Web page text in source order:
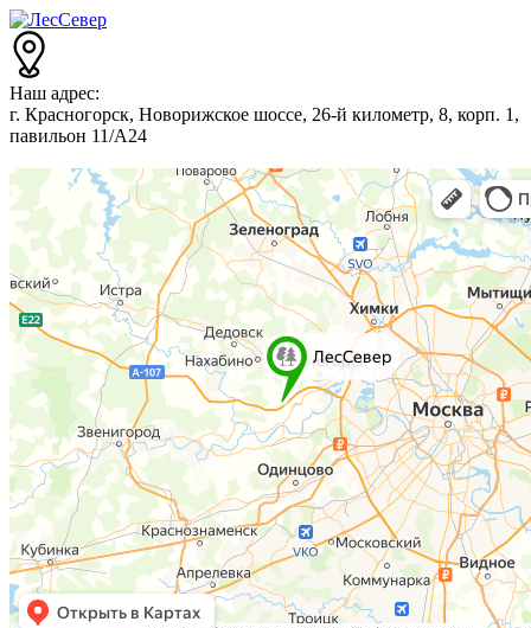
Наш адрес:
г. Красногорск, Новорижское шоссе, 26-й километр, 8, корп. 1,
павильон 11/А24